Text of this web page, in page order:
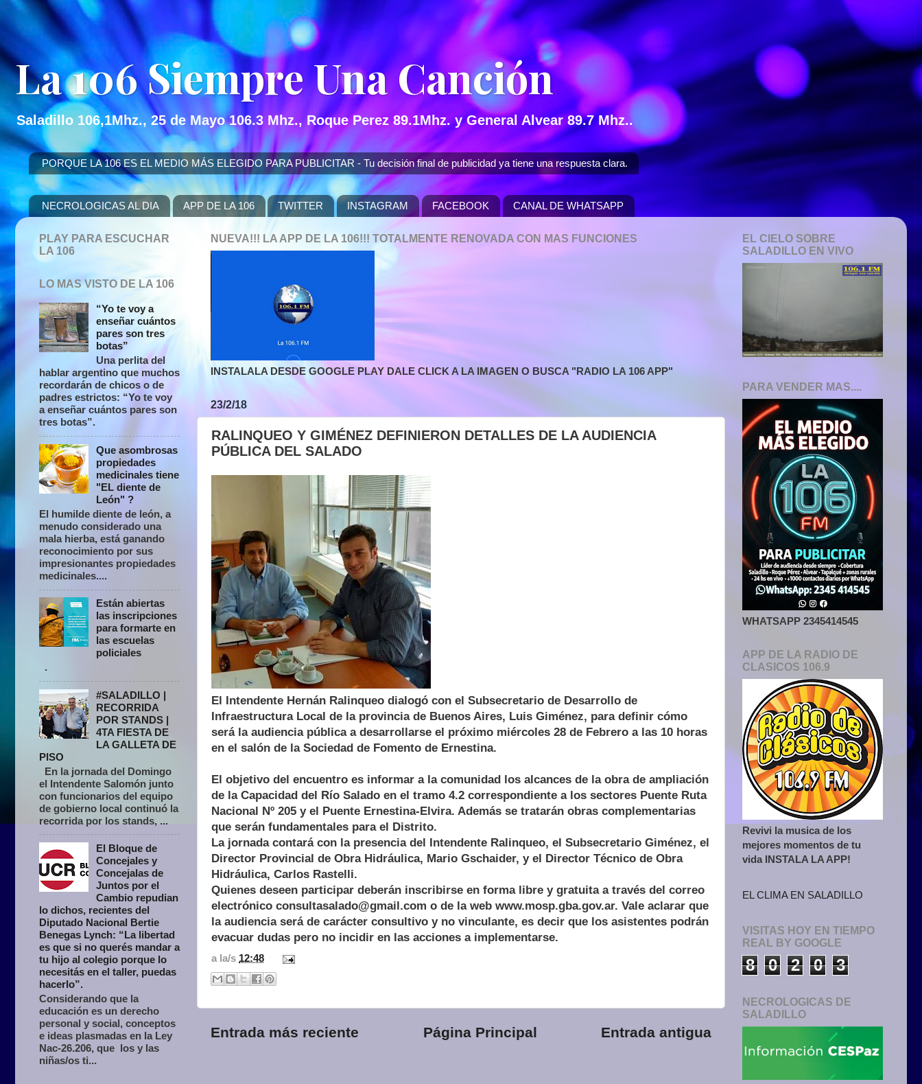
La 106 Siempre Una Canción
Saladillo 106,1Mhz., 25 de Mayo 106.3 Mhz., Roque Perez 89.1Mhz. y General Alvear 89.7 Mhz..
PORQUE LA 106 ES EL MEDIO MÁS ELEGIDO PARA PUBLICITAR - Tu decisión final de publicidad ya tiene una respuesta clara.
NECROLOGICAS AL DIA APP DE LA 106 TWITTER INSTAGRAM FACEBOOK CANAL DE WHATSAPP
NUEVA!!! LA APP DE LA 106!!! TOTALMENTE RENOVADA CON MAS FUNCIONES
INSTALALA DESDE GOOGLE PLAY DALE CLICK A LA IMAGEN O BUSCA "RADIO LA 106 APP"
23/2/18
RALINQUEO Y GIMÉNEZ DEFINIERON DETALLES DE LA AUDIENCIA
PÚBLICA DEL SALADO
El Intendente Hernán Ralinqueo dialogó con el Subsecretario de Desarrollo de
Infraestructura Local de la provincia de Buenos Aires, Luis Giménez, para definir cómo
será la audiencia pública a desarrollarse el próximo miércoles 28 de Febrero a las 10 horas
en el salón de la Sociedad de Fomento de Ernestina.
El objetivo del encuentro es informar a la comunidad los alcances de la obra de ampliación
de la Capacidad del Río Salado en el tramo 4.2 correspondiente a los sectores Puente Ruta
Nacional Nº 205 y el Puente Ernestina-Elvira. Además se tratarán obras complementarias
que serán fundamentales para el Distrito.
La jornada contará con la presencia del Intendente Ralinqueo, el Subsecretario Giménez, el
Director Provincial de Obra Hidráulica, Mario Gschaider, y el Director Técnico de Obra
Hidráulica, Carlos Rastelli.
Quienes deseen participar deberán inscribirse en forma libre y gratuita a través del correo
electrónico consultasalado@gmail.com o de la web www.mosp.gba.gov.ar. Vale aclarar que
la audiencia será de carácter consultivo y no vinculante, es decir que los asistentes podrán
evacuar dudas pero no incidir en las acciones a implementarse.
a la/s 12:48
Entrada más reciente Entrada antigua
Página Principal
PLAY PARA ESCUCHAR
LA 106
LO MAS VISTO DE LA 106
“Yo te voy a
enseñar cuántos
pares son tres
botas”
Una perlita del
hablar argentino que muchos
recordarán de chicos o de
padres estrictos: “Yo te voy
a enseñar cuántos pares son
tres botas”.
Que asombrosas
propiedades
medicinales tiene
"EL diente de
León" ?
El humilde diente de león, a
menudo considerado una
mala hierba, está ganando
reconocimiento por sus
impresionantes propiedades
medicinales....
Están abiertas
las inscripciones
para formarte en
las escuelas
policiales
.
#SALADILLO |
RECORRIDA
POR STANDS |
4TA FIESTA DE
LA GALLETA DE
PISO
En la jornada del Domingo
el Intendente Salomón junto
con funcionarios del equipo
de gobierno local continuó la
recorrida por los stands, ...
El Bloque de
Concejales y
Concejalas de
Juntos por el
Cambio repudian
lo dichos, recientes del
Diputado Nacional Bertie
Benegas Lynch: “La libertad
es que si no querés mandar a
tu hijo al colegio porque lo
necesitás en el taller, puedas
hacerlo”.
Considerando que la
educación es un derecho
personal y social, conceptos
e ideas plasmadas en la Ley
Nac-26.206, que los y las
niñas/os ti...
EL CIELO SOBRE
SALADILLO EN VIVO
PARA VENDER MAS....
WHATSAPP 2345414545
APP DE LA RADIO DE
CLASICOS 106.9
Revivi la musica de los
mejores momentos de tu
vida INSTALA LA APP!
EL CLIMA EN SALADILLO
VISITAS HOY EN TIEMPO
REAL BY GOOGLE
8 0 2 0 3
NECROLOGICAS DE
SALADILLO